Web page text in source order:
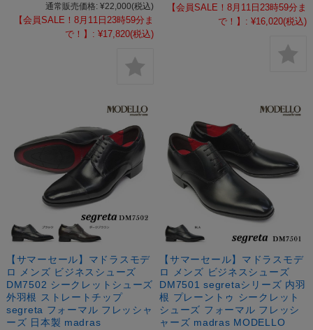
通常販売価格: ¥22,000(税込)
【会員SALE！8月11日23時59分ま
で！】: ¥17,820(税込)
【会員SALE！8月11日23時59分ま
で！】: ¥16,020(税込)
【サマーセール】マドラスモデ
ロ メンズ ビジネスシューズ
DM7502 シークレットシューズ
外羽根 ストレートチップ
segreta フォーマル フレッシャ
ーズ 日本製 madras
【サマーセール】マドラスモデ
ロ メンズ ビジネスシューズ
DM7501 segretaシリーズ 内羽
根 プレーントゥ シークレット
シューズ フォーマル フレッシ
ャーズ madras MODELLO